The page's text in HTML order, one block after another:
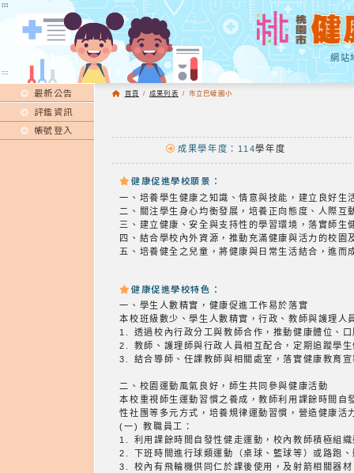
:::
網站
:::
最新公告
評鑑資訊
帳號登入
首頁 / 成果列表 / 市立巴崚國小
成果學年度：114學年度
健康促進學校願景：
一、培養學生健康之知識、情意與技能，建立良好生
二、關注學生身心均衡發展，培養正向態度、人際互
三、建立健康、安全與支持性的學習環境，落實師生
四、結合學校內外資源，推動充滿健康與活力的校園
五、培養健全之兒童，將健康與日常生活結合，進
健康促進學校特色：
一、學生人數精實，健康促進工作易於落實
本校班級數少、學生人數精實，行政、教師與護理
1. 透過校內行政分工與教師合作，推動健康體位、
2. 教師、護理師與行政人員相互配合，定期追蹤學
3. 結合導師、任課教師與相關處室，落實健康教育
二、校園運動風氣良好，師生共同參與健康活動
本校重視師生運動習慣之養成，教師利用課餘時間
性社團等多元方式，培養規律運動習慣，營造健康活
(一) 教職員工：
1. 利用課餘時間自發性健走運動，校內教師積極組
2. 下班時間進行球類運動（桌球、籃球等）或路跑
3. 校內有飛輪機供同仁於課後使用，及射箭相關器材
:::